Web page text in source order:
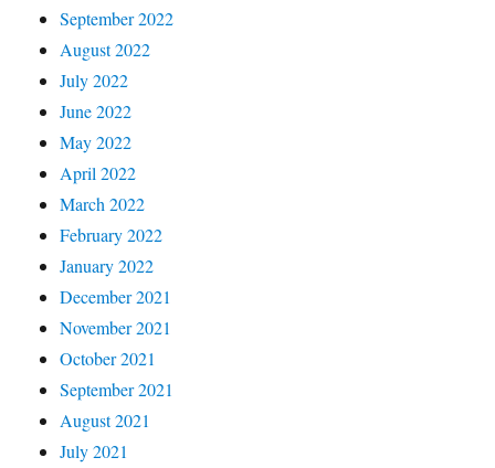
September 2022
August 2022
July 2022
June 2022
May 2022
April 2022
March 2022
February 2022
January 2022
December 2021
November 2021
October 2021
September 2021
August 2021
July 2021